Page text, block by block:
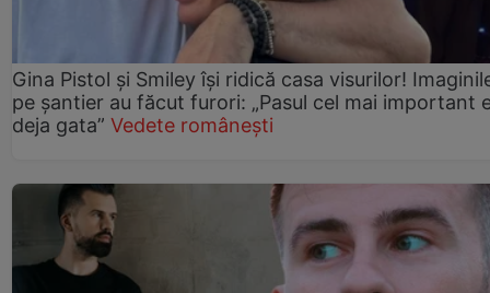
Gina Pistol și Smiley își ridică casa visurilor!
pe șantier au făcut furori: „Pasul cel mai important
deja gata” Vedete românești